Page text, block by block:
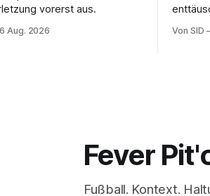
vorerst aus.
Aug. 2026 Von SID
Fever
Fußball. Kontext.